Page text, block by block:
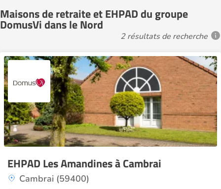
Maisons de retraite et EHPAD du groupe
DomusVi dans le Nord
2 résultats de recherche
EHPAD Les Amandines à Cambrai
Cambrai (59400)